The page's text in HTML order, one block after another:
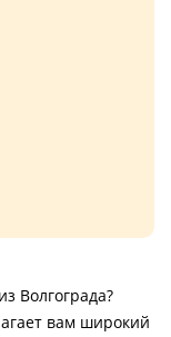
Волгограда?
вам широкий